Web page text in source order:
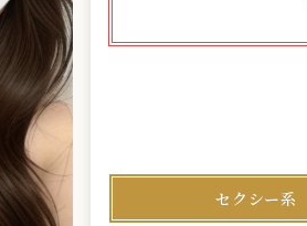
セクシー系